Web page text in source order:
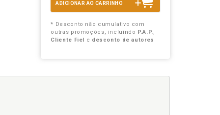
ADICIONAR AO CARRINHO
* Desconto não cumulativo com
outras promoções, incluindo P.A.P.,
Cliente Fiel
e desconto de autores